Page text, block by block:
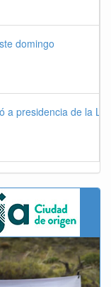
domingo
a presidencia de la
Next